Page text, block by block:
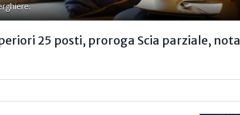
25 posti, proroga Scia parziale, nota